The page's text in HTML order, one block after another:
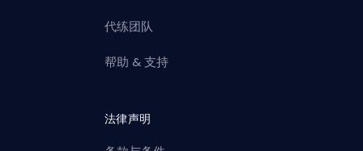
代练团队
帮助 & 支持
法律声明